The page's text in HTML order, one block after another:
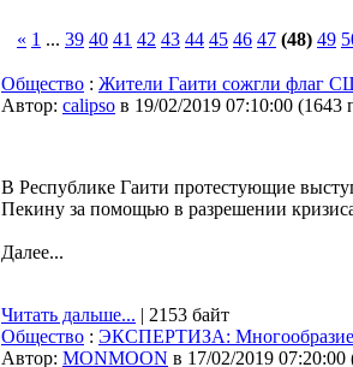
« 1 ... 39 40 41 42 43 44 45 46 47 (48) 49
Общество : Жители Гаити сожгли флаг
Автор: calipso в 19/02/2019 07:10:00 (1643
В Республике Гаити протестующие
Пекину за помощью в разрешении
Далее...
Читать дальше... | 2153 байт
Общество : ЭКСПЕРТИЗА: Многообразие
Автор: MONMOON в 17/02/2019 07:20:00